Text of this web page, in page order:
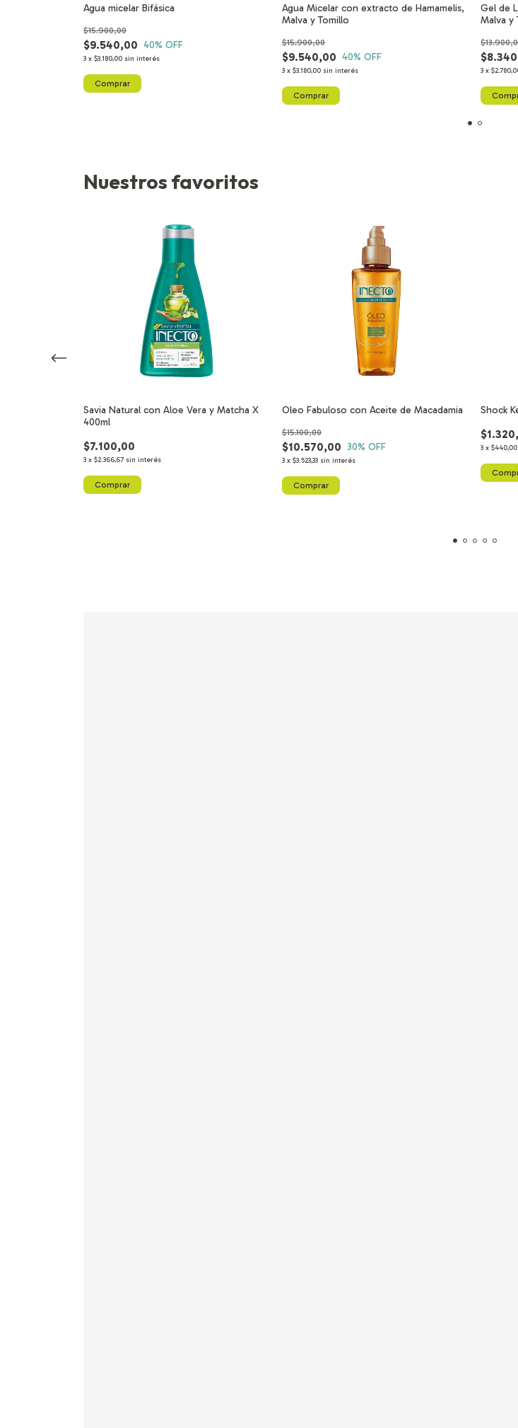
Agua micelar Bifásica
$9.540,00
$15.900,00
40% OFF
3 x $3.180,00 sin interés
Agua Micelar con extracto de Hamamelis,
Malva y Tomillo
$9.540,00
$15.900,00
40% OFF
3 x $3.180,00 sin interés
Gel de
Malva y
3 x
Nuestros favoritos
Savia Natural con Aloe Vera y Matcha X
400ml
$7.100,00
3 x $2.366,67 sin interés
Oleo Fabuloso con Aceite de Macadamia
$10.570,00
$15.100,00
30% OFF
3 x $3.523,33 sin interés
Shock
3 x $440,00